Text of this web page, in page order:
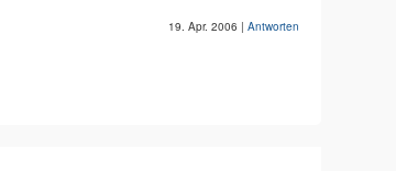
19. Apr. 2006 | Antworten